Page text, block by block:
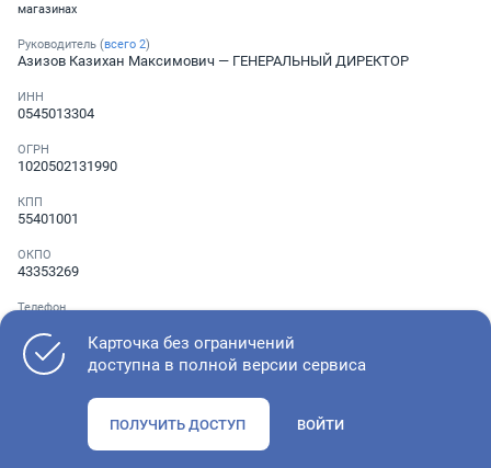
магазинах
Руководитель (всего 2)
Азизов Казихан Максимович — ГЕНЕРАЛЬНЫЙ ДИРЕКТОР
ИНН
0545013304
ОГРН
1020502131990
КПП
55401001
ОКПО
43353269
Телефон
Как оценить состояние компании
Карточка без ограничений
доступна в полной версии сервиса
ПОЛУЧИТЬ ДОСТУП ВОЙТИ